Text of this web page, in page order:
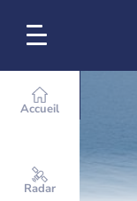
Accueil
Radar